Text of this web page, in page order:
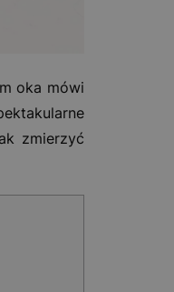
oka mówi
zmierzyć